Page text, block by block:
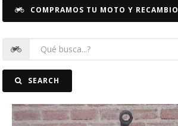
COMPRAMOS TU MOTO Y RECAMBIO
SEARCH